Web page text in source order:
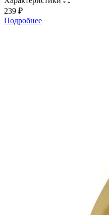
239 ₽
Подробнее